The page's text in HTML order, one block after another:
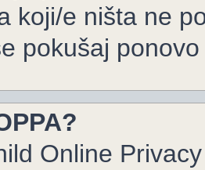
koji/e ništa ne
pokušaj
Online